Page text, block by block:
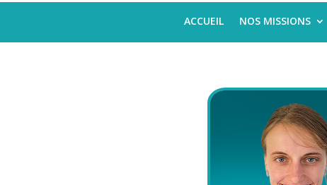
ACCUEIL NOS MISSIONS